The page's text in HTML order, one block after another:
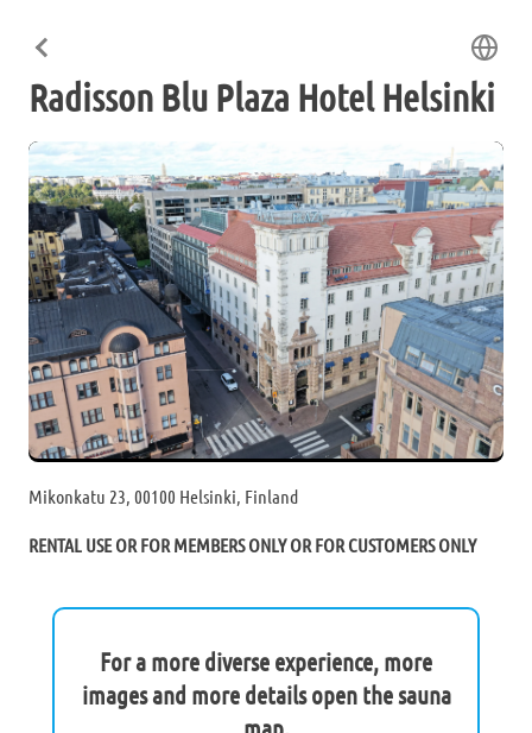
Radisson Blu Plaza Hotel Helsinki
Mikonkatu 23, 00100 Helsinki, Finland
RENTAL USE OR FOR MEMBERS ONLY OR FOR CUSTOMERS ONLY
For a more diverse experience, more
images and more details open the sauna